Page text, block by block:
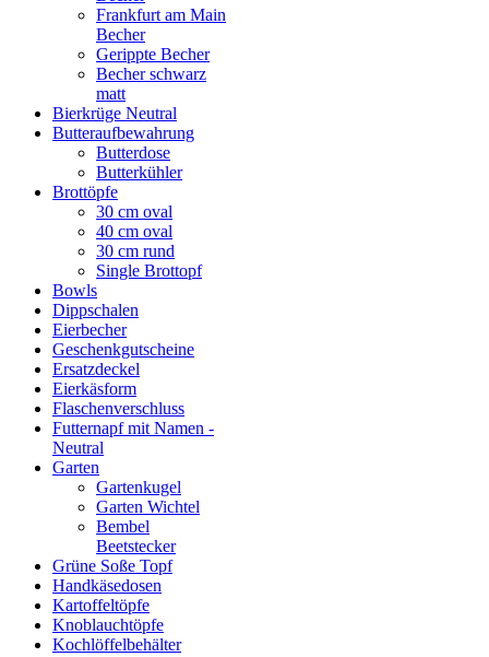
Frankfurt am Main
Becher
Gerippte Becher
Becher schwarz
matt
Bierkrüge Neutral
Butteraufbewahrung
Butterdose
Butterkühler
Brottöpfe
30 cm oval
40 cm oval
30 cm rund
Single Brottopf
Bowls
Dippschalen
Eierbecher
Geschenkgutscheine
Ersatzdeckel
Eierkäsform
Flaschenverschluss
Futternapf mit Namen -
Neutral
Garten
Gartenkugel
Garten Wichtel
Bembel
Beetstecker
Grüne Soße Topf
Handkäsedosen
Kartoffeltöpfe
Knoblauchtöpfe
Kochlöffelbehälter